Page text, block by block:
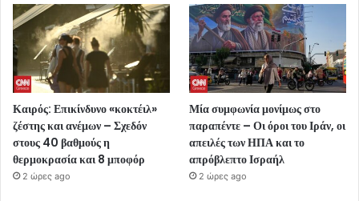
Καιρός: Επικίνδυνο «κοκτέιλ»
ζέστης και ανέμων – Σχεδόν
στους 40 βαθμούς η
θερμοκρασία και 8 μποφόρ
2 ώρες ago
Μία συμφωνία μονίμως στο
παραπέντε – Οι όροι του Ιράν, οι
απειλές των ΗΠΑ και το
απρόβλεπτο Ισραήλ
2 ώρες ago